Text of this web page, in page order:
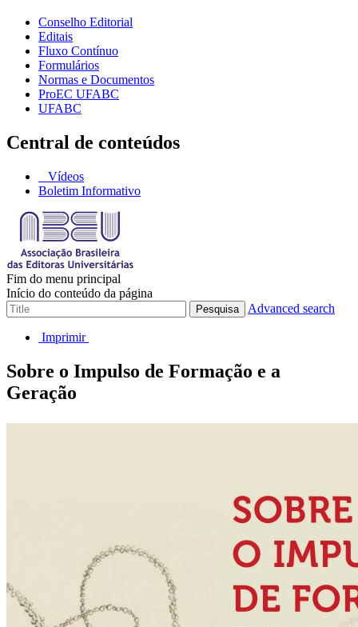
Conselho Editorial
Editais
Fluxo Contínuo
Formulários
Normas e Documentos
ProEC UFABC
UFABC
Central de conteúdos
Vídeos
Boletim Informativo
Fim do menu principal
Início do conteúdo da página
Pesquisa Advanced search
Imprimir
Sobre o Impulso de Formação e a
Geração